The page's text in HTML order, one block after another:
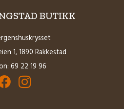
BUTIKK
1, 1890 Rakkestad
69 22 19 96